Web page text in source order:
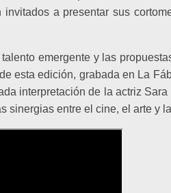
a presentar sus
emergente y las
esta edición, grabada en La
interpretación de la actriz Sara
sinergias entre el cine, el arte y